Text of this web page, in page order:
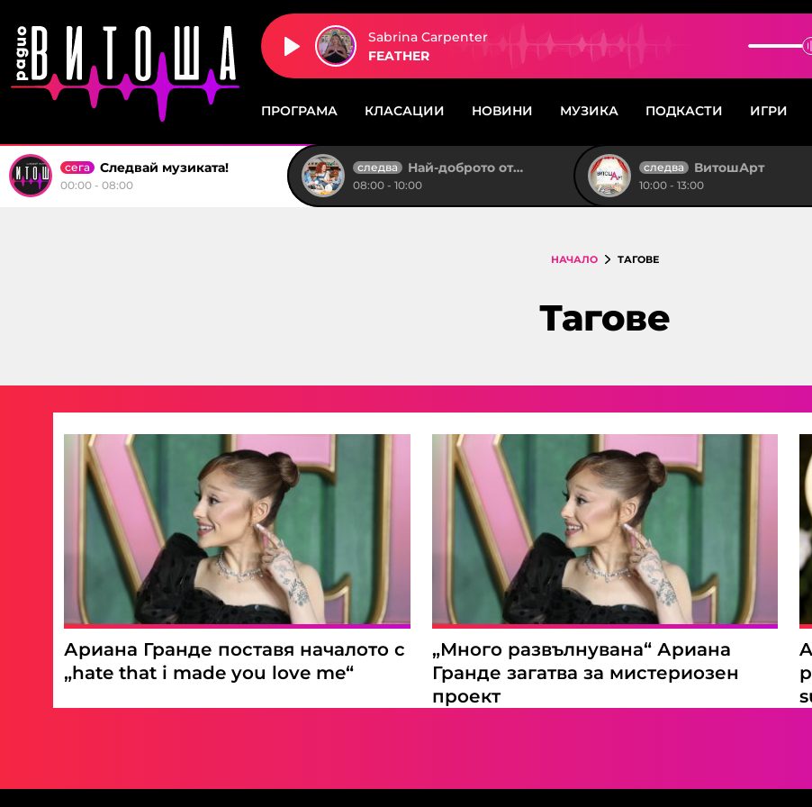
Sabrina Carpenter
FEATHER
ПРОГРАМА КЛАСАЦИИ НОВИНИ МУЗИКА ПОДКАСТИ ИГРИ
сега Следвай музиката!
00:00 - 08:00
следва Най-доброто от "Тройка на разсъмване"
08:00 - 10:00
следва ВитошАрт
10:00 - 13:00
НАЧАЛО ТАГОВЕ
Тагове
Ариана Гранде поставя началото с
„hate that i made you love me“
„Много развълнувана“ Ариана
Гранде загатва за мистериозен
проект